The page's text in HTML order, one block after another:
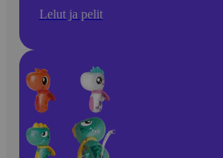
Lelut ja pelit